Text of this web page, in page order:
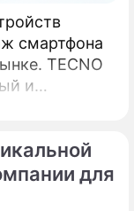
смартфона
и
новой серии
для